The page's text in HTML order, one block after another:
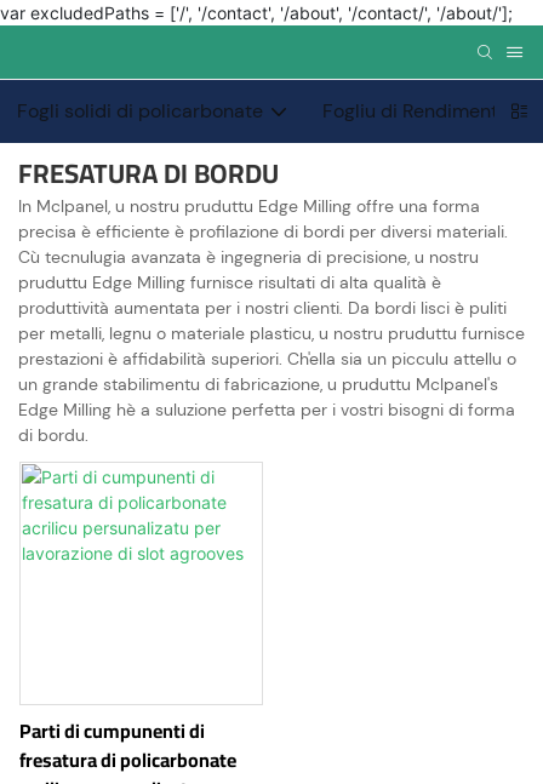
var excludedPaths = ['/', '/contact', '/about', '/contact/', '/about/'];
Fogli solidi di policarbonate Fogliu di Rendimentu
FRESATURA DI BORDU
In Mclpanel, u nostru pruduttu Edge Milling offre una forma
precisa è efficiente è profilazione di bordi per diversi materiali.
Cù tecnulugia avanzata è ingegneria di precisione, u nostru
pruduttu Edge Milling furnisce risultati di alta qualità è
produttività aumentata per i nostri clienti. Da bordi lisci è puliti
per metalli, legnu o materiale plasticu, u nostru pruduttu furnisce
prestazioni è affidabilità superiori. Ch'ella sia un picculu attellu o
un grande stabilimentu di fabricazione, u pruduttu Mclpanel's
Edge Milling hè a suluzione perfetta per i vostri bisogni di forma
di bordu.
Parti di cumpunenti di
fresatura di policarbonate